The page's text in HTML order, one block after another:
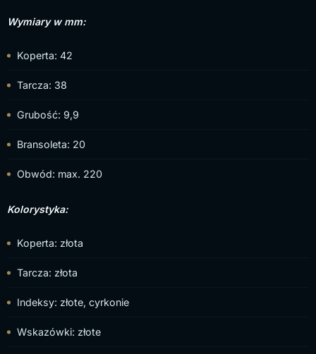
Wymiary w mm:
Koperta: 42
Tarcza: 38
Grubość: 9,9
Bransoleta: 20
Obwód: max. 220
Kolorystyka:
Koperta: złota
Tarcza: złota
Indeksy: złote, cyrkonie
Wskazówki: złote